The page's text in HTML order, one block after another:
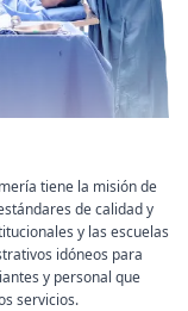
tiene la misión de
de calidad y
y las escuelas
idóneos para
y personal que
servicios.